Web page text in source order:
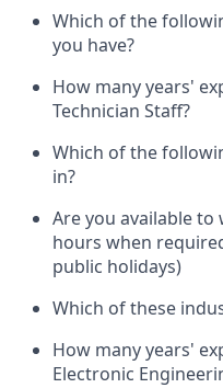
Which of the
you have?
How many years'
Technician Staff?
Which of the
in?
Are you available
hours when
public holidays)
Which of these
How many years'
Electronic